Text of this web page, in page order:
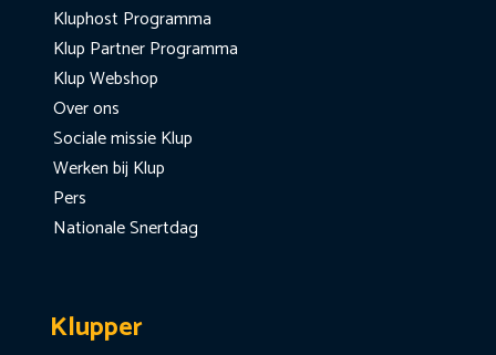
Kluphost Programma
Klup Partner Programma
Klup Webshop
Over ons
Sociale missie Klup
Werken bij Klup
Pers
Nationale Snertdag
Klupper